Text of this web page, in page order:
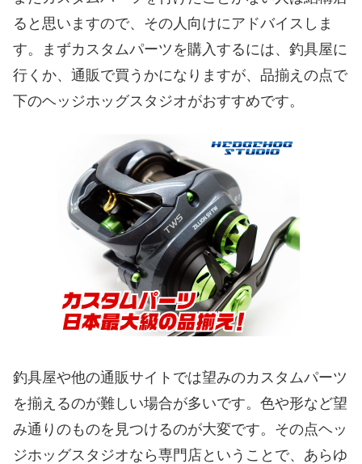
ると思いますので、その人向けにアドバイスしま
す。まずカスタムパーツを購入するには、釣具屋に
行くか、通販で買うかになりますが、品揃えの点で
下のヘッジホッグスタジオがおすすめです。
釣具屋や他の通販サイトでは望みのカスタムパーツ
を揃えるのが難しい場合が多いです。色や形など望
み通りのものを見つけるのが大変です。その点ヘッ
ジホッグスタジオなら専門店ということで、あらゆ